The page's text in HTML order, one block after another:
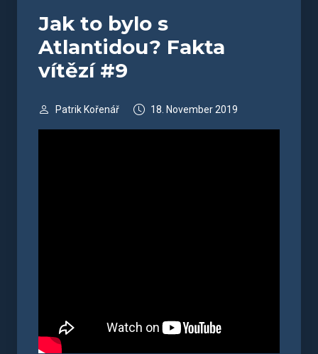
Jak to bylo s
Atlantidou? Fakta
vítězí #9
Patrik Kořenář 18. November 2019